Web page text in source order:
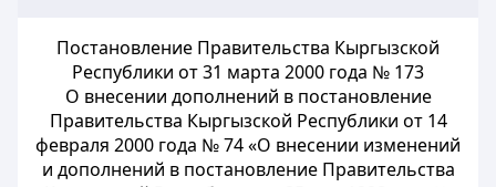
Постановление Правительства Кыргызской
Республики от 31 марта 2000 года № 173
О внесении дополнений в постановление
Правительства Кыргызской Республики от 14
февраля 2000 года № 74 «О внесении изменений
и дополнений в постановление Правительства